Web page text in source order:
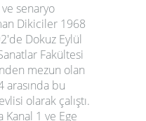
senaryo
Dikiciler 1968
Dokuz Eylül
Fakültesi
mezun olan
arasında bu
olarak çalıştı.
Kanal 1 ve Ege